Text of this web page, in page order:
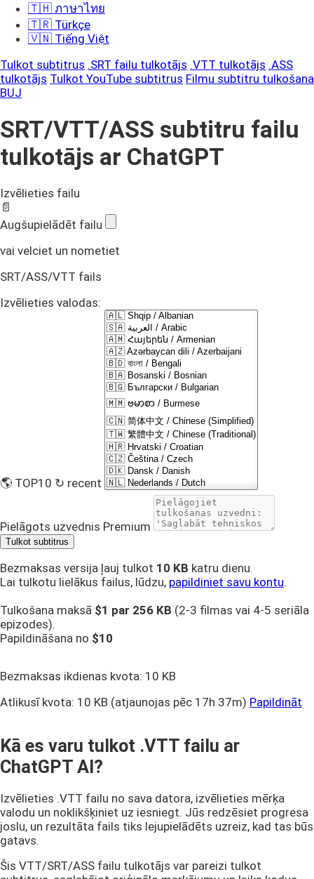
🇹🇭 ภาษาไทย
🇹🇷 Türkçe
🇻🇳 Tiếng Việt
Tulkot subtitrus .SRT failu tulkotājs .VTT tulkotājs .ASS
tulkotājs Tulkot YouTube subtitrus Filmu subtitru tulkošana
BUJ
SRT/VTT/ASS subtitru failu
tulkotājs ar ChatGPT
Izvēlieties failu
📄
Augšupielādēt failu
vai velciet un nometiet
SRT/ASS/VTT fails
Izvēlieties valodas:
🌎 TOP10 ↻ recent
Pielāgots uzvednis Premium
Tulkot subtitrus
Bezmaksas versija ļauj tulkot 10 KB katru dienu.
Lai tulkotu lielākus failus, lūdzu, papildiniet savu kontu.
Tulkošana maksā $1 par 256 KB (2-3 filmas vai 4-5 seriāla
epizodes).
Papildināšana no $10
Bezmaksas ikdienas kvota: 10 KB
Atlikusī kvota: 10 KB (atjaunojas pēc 17h 37m) Papildināt
Kā es varu tulkot .VTT failu ar
ChatGPT AI?
Izvēlieties .VTT failu no sava datora, izvēlieties mērķa
valodu un noklikšķiniet uz iesniegt. Jūs redzēsiet progresa
joslu, un rezultāta fails tiks lejupielādēts uzreiz, kad tas būs
gatavs.
Šis VTT/SRT/ASS failu tulkotājs var pareizi tulkot